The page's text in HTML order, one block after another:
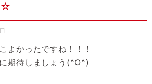
よかったですね！！！
期待しましょう(^O^)